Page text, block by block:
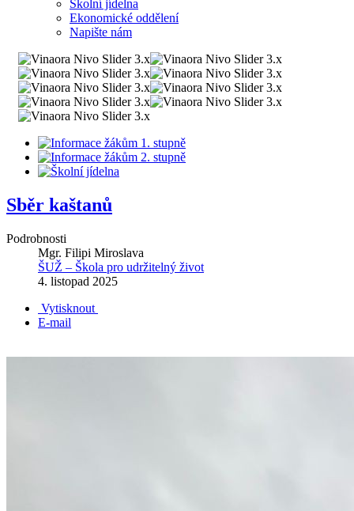
Školní jídelna
Ekonomické oddělení
Napište nám
Sběr kaštanů
Podrobnosti
Mgr. Filipi Miroslava
ŠUŽ – Škola pro udržitelný život
4. listopad 2025
Vytisknout
E-mail